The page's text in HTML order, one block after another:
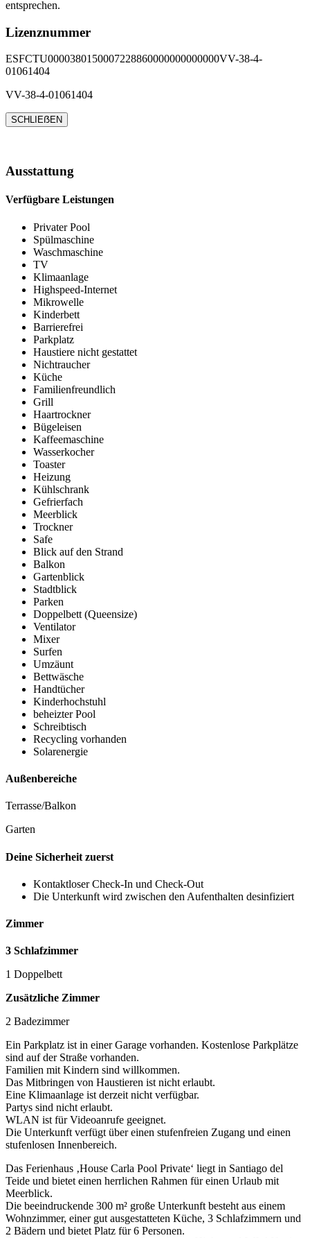
entsprechen.
Lizenznummer
ESFCTU0000380150007228860000000000000VV-38-4-
01061404
VV-38-4-01061404
SCHLIEẞEN
Ausstattung
Verfügbare Leistungen
Privater Pool
Spülmaschine
Waschmaschine
TV
Klimaanlage
Highspeed-Internet
Mikrowelle
Kinderbett
Barrierefrei
Parkplatz
Haustiere nicht gestattet
Nichtraucher
Küche
Familienfreundlich
Grill
Haartrockner
Bügeleisen
Kaffeemaschine
Wasserkocher
Toaster
Heizung
Kühlschrank
Gefrierfach
Meerblick
Trockner
Safe
Blick auf den Strand
Balkon
Gartenblick
Stadtblick
Parken
Doppelbett (Queensize)
Ventilator
Mixer
Surfen
Umzäunt
Bettwäsche
Handtücher
Kinderhochstuhl
beheizter Pool
Schreibtisch
Recycling vorhanden
Solarenergie
Außenbereiche
Terrasse/Balkon
Garten
Deine Sicherheit zuerst
Kontaktloser Check-In und Check-Out
Die Unterkunft wird zwischen den Aufenthalten desinfiziert
Zimmer
3 Schlafzimmer
1 Doppelbett
Zusätzliche Zimmer
2 Badezimmer
Ein Parkplatz ist in einer Garage vorhanden. Kostenlose Parkplätze
sind auf der Straße vorhanden.
Familien mit Kindern sind willkommen.
Das Mitbringen von Haustieren ist nicht erlaubt.
Eine Klimaanlage ist derzeit nicht verfügbar.
Partys sind nicht erlaubt.
WLAN ist für Videoanrufe geeignet.
Die Unterkunft verfügt über einen stufenfreien Zugang und einen
stufenlosen Innenbereich.
Das Ferienhaus ‚House Carla Pool Private‘ liegt in Santiago del
Teide und bietet einen herrlichen Rahmen für einen Urlaub mit
Meerblick.
Die beeindruckende 300 m² große Unterkunft besteht aus einem
Wohnzimmer, einer gut ausgestatteten Küche, 3 Schlafzimmern und
2 Bädern und bietet Platz für 6 Personen.